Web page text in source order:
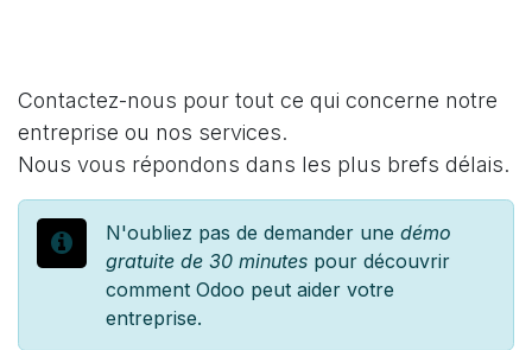
Contactez-nous pour tout ce qui concerne notre
entreprise ou nos services.
Nous vous répondons dans les plus brefs délais.
N'oubliez pas de demander unedémo
gratuite de 30 minutes pour découvrir
comment Odoo peut aider votre
entreprise.